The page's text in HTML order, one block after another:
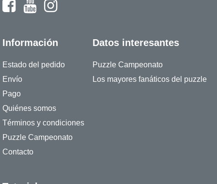
Información
Estado del pedido
Envío
Pago
Quiénes somos
Términos y condiciones
Puzzle Campeonato
Contacto
Datos interesantes
Puzzle Campeonato
Los mayores fanáticos del puzzle